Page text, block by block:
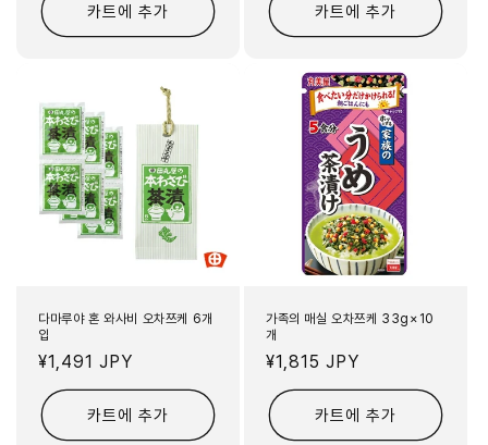
카트에 추가 카트에 추가
다마루야 혼 와사비 오차쯔케 6개
입
정
가
¥1,491 JPY
카트에 추가
가족의 매실 오차쯔케 33g×10
개
정
가
¥1,815 JPY
카트에 추가